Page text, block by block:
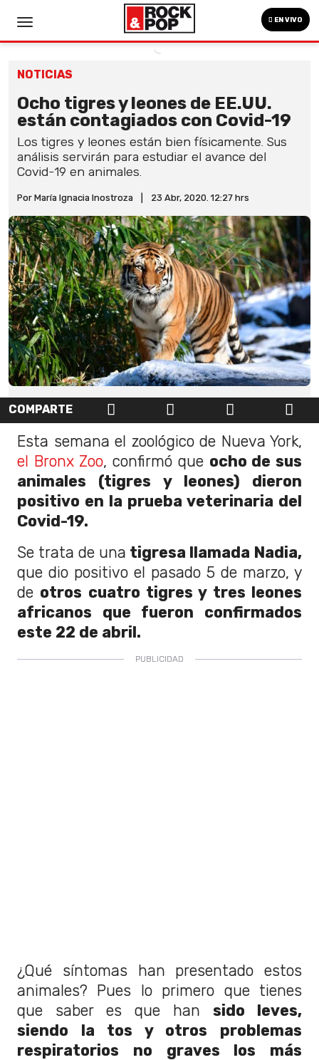
EN VIVO
NOTICIAS
Ocho tigres y leones de EE.UU.
están contagiados con Covid-19
Los tigres y leones están bien físicamente. Sus
análisis servirán para estudiar el avance del
Covid-19 en animales.
Por María Ignacia Inostroza 23 Abr, 2020. 12:27 hrs
COMPARTE
Esta semana el zoológico de Nueva York,
el Bronx Zoo, confirmó que ocho de sus
animales (tigres y leones) dieron
positivo en la prueba veterinaria del
Covid-19.
Se trata de una tigresa llamada Nadia,
que dio positivo el pasado 5 de marzo, y
de otros cuatro tigres y tres leones
africanos que fueron confirmados
este 22 de abril.
¿Qué síntomas han presentado estos
animales? Pues lo primero que tienes
que saber es que han sido leves,
siendo la tos y otros problemas
respiratorios no graves los más